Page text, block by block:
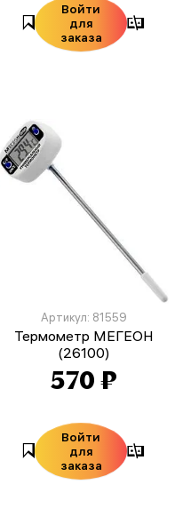
Войти
для
заказа
Артикул: 81559
Термометр МЕГЕОН
(26100)
570 ₽
Войти
для
заказа